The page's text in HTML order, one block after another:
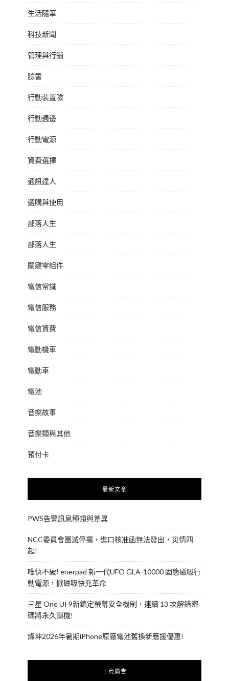
生活隨筆
科技新聞
管理與行銷
臉書
行動裝置險
行動週邊
行動電源
資費選擇
通訊達人
選購與使用
部落人生
部落人生
關鍵零組件
電信常識
電信服務
電信資費
電動機車
電動車
電池
音樂故事
音樂類與其他
預付卡
最新文章
PWS告警訊息種類與差異
NCC委員會團滅停擺，進口核准函無法發出，災情四
起!
唯快不破! enerpad 新一代UFO GLA-10000 固態磁吸行
動電源，掀磁吸快充革命
三星 One UI 9新鎖定螢幕安全機制，連續 13 次解錯密
碼將永久鎖機!
燦坤2026年暑期iPhone原廠電池舊換新應援優惠!
工商廣告